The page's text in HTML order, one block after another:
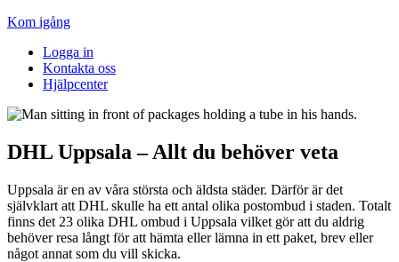
Kom igång
Logga in
Kontakta oss
Hjälpcenter
DHL Uppsala – Allt du behöver veta
Uppsala är en av våra största och äldsta städer. Därför är det
självklart att DHL skulle ha ett antal olika postombud i staden. Totalt
finns det 23 olika DHL ombud i Uppsala vilket gör att du aldrig
behöver resa långt för att hämta eller lämna in ett paket, brev eller
något annat som du vill skicka.